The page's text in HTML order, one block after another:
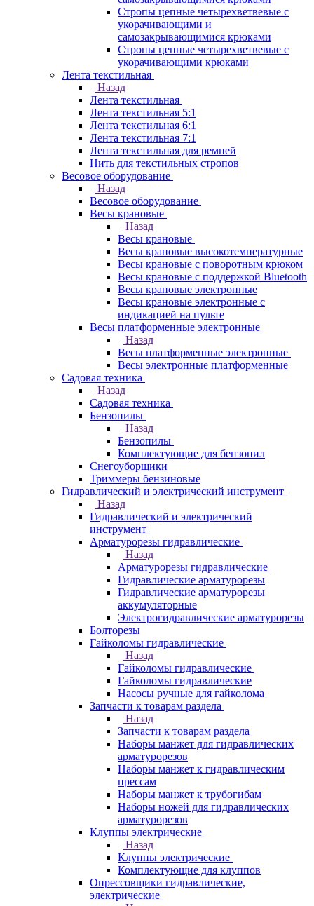
Стропы цепные четырехветвевые с
укорачивающими и
самозакрывающимися крюками
Стропы цепные четырехветвевые с
укорачивающими крюками
Лента текстильная
Назад
Лента текстильная
Лента текстильная 5:1
Лента текстильная 6:1
Лента текстильная 7:1
Лента текстильная для ремней
Нить для текстильных стропов
Весовое оборудование
Назад
Весовое оборудование
Весы крановые
Назад
Весы крановые
Весы крановые высокотемпературные
Весы крановые с поворотным крюком
Весы крановые с поддержкой Bluetooth
Весы крановые электронные
Весы крановые электронные с
индикацией на пульте
Весы платформенные электронные
Назад
Весы платформенные электронные
Весы электронные платформенные
Садовая техника
Назад
Садовая техника
Бензопилы
Назад
Бензопилы
Комплектующие для бензопил
Снегоуборщики
Триммеры бензиновые
Гидравлический и электрический инструмент
Назад
Гидравлический и электрический
инструмент
Арматурорезы гидравлические
Назад
Арматурорезы гидравлические
Гидравлические арматурорезы
Гидравлические арматурорезы
аккумуляторные
Электрогидравлические арматурорезы
Болторезы
Гайколомы гидравлические
Назад
Гайколомы гидравлические
Гайколомы гидравлические
Насосы ручные для гайколома
Запчасти к товарам раздела
Назад
Запчасти к товарам раздела
Наборы манжет для гидравлических
арматурорезов
Наборы манжет к гидравлическим
прессам
Наборы манжет к трубогибам
Наборы ножей для гидравлических
арматурорезов
Клуппы электрические
Назад
Клуппы электрические
Комплектующие для клуппов
Опрессовщики гидравлические,
электрические